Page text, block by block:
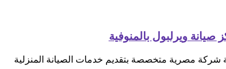
صيانة ويرلبول بالمنوفية
شركة مصرية متخصصة بتقديم خدمات الصيانة المنزلية